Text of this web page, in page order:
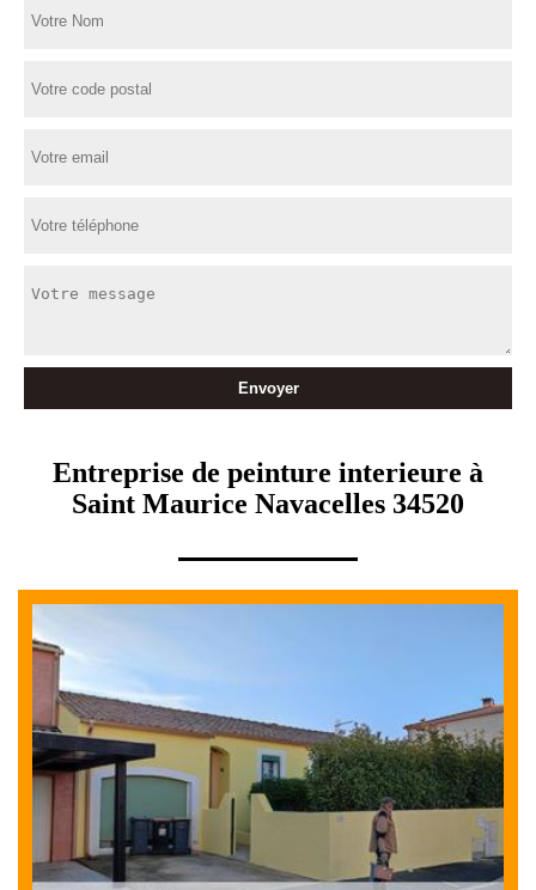
Entreprise de peinture interieure à
Saint Maurice Navacelles 34520